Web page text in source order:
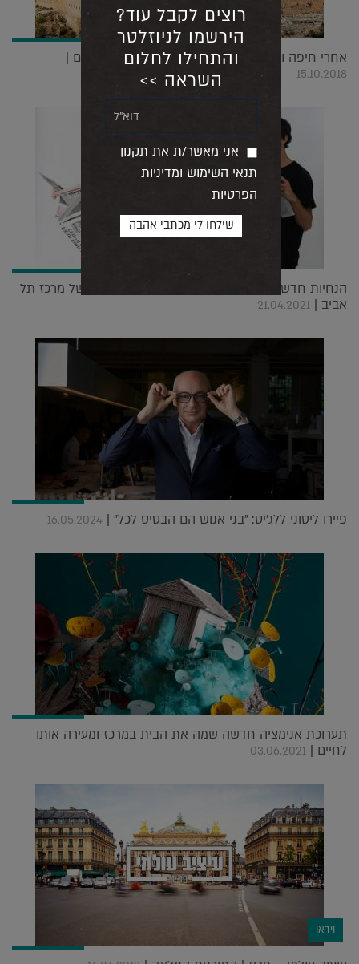
אחרי חיפה ותל אביב בתים מבפנים חוזרים לירושלים |
15.10.2018
הנחיות חדשות: אירוע אמנות סוחף באוויר הפתוח של מרכז תל
אביב | 21.04.2021
פיירו ליסוני ללג'יט: "בני אנוש הם הבסיס לכל" | 16.05.2024
תערוכת אנימציה חדשה שמה את הבית במרכז ומעירה אותו
לחיים | 03.06.2021
וידאו
רוצים לקבל עוד?
הירשמו לניוזלטר
והתחילו לחלום
השראה >>
אני מאשר/ת את תקנון
תנאי השימוש ומדיניות
הפרטיות